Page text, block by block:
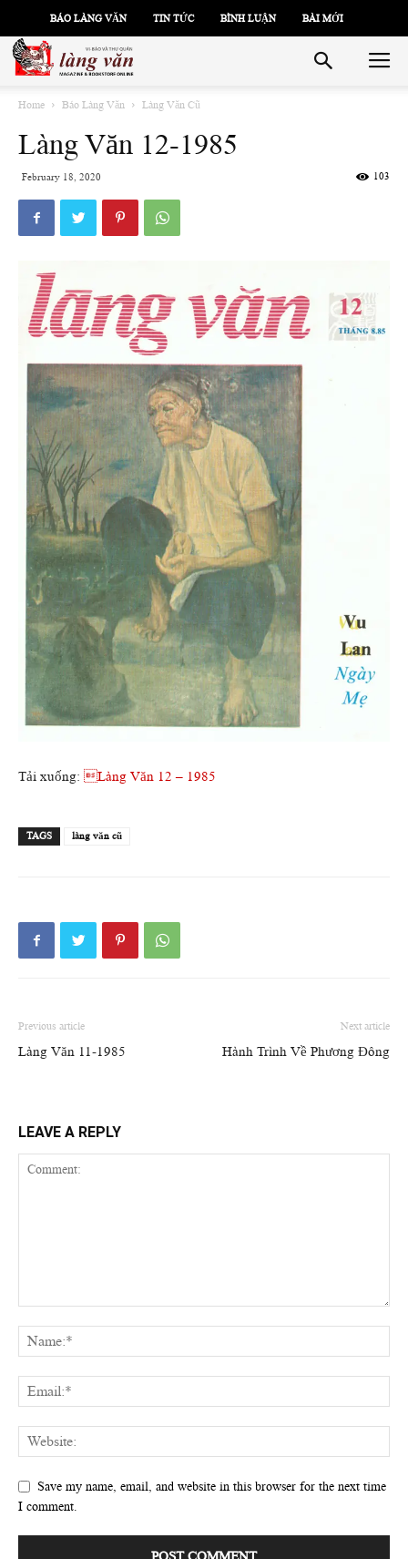
BÁO LÀNG VĂN TIN TỨC BÌNH LUẬN BÀI MỚI
Home Báo Làng Văn Làng Văn Cũ
Làng Văn 12-1985
February 18, 2020 103
Tải xuống: Làng Văn 12 – 1985
TAGS làng văn cũ
Previous article
Làng Văn 11-1985
Next article
Hành Trình Về Phương Đông
LEAVE A REPLY
Save my name, email, and website in this browser for the next time
I comment.